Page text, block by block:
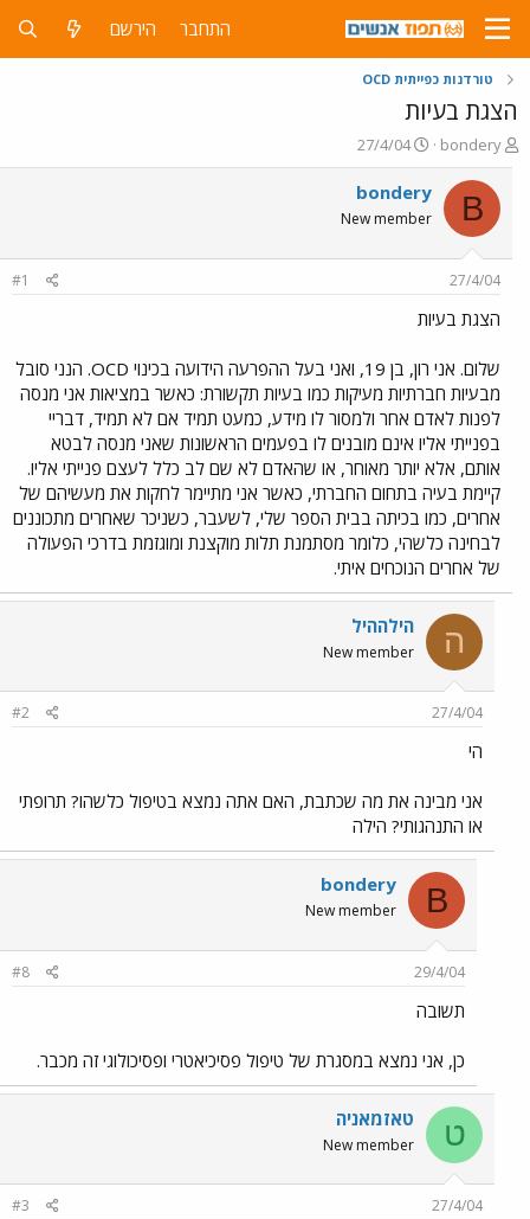
התחבר הירשם
טורדנות כפייתית OCD
הצגת בעיות
פ
ו
ת
ח
ה
ש
א
bondery
פ
ו
ר
ס
ם
27/4/04
B
bondery
New member
27/4/04
#1
הצגת בעיות
שלום. אני רון, בן 19, ואני בעל ההפרעה הידועה בכינוי OCD. הנני סובל
מבעיות חברתיות מעיקות כמו בעיות תקשורת: כאשר במציאות אני מנסה
לפנות לאדם אחר ולמסור לו מידע, כמעט תמיד אם לא תמיד, דבריי
בפנייתי אליו אינם מובנים לו בפעמים הראשונות שאני מנסה לבטא
אותם, אלא יותר מאוחר, או שהאדם לא שם לב כלל לעצם פנייתי אליו.
קיימת בעיה בתחום החברתי, כאשר אני מתיימר לחקות את מעשיהם של
אחרים, כמו בכיתה בבית הספר שלי, לשעבר, כשניכר שאחרים מתכוננים
לבחינה כלשהי, כלומר מסתמנת תלות מוקצנת ומוגזמת בדרכי הפעולה
של אחרים הנוכחים איתי.
ה הילההיל
New member
27/4/04
#2
הי
אני מבינה את מה שכתבת, האם אתה נמצא בטיפול כלשהו? תרופתי
או התנהגותי? הילה
B
bondery
New member
29/4/04
#8
תשובה
כן, אני נמצא במסגרת של טיפול פסיכיאטרי ופסיכולוגי זה מכבר.
ט טאזמאניה
New member
27/4/04
#3